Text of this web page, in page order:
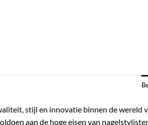
stijl en innovatie binnen de wereld
aan de hoge eisen van